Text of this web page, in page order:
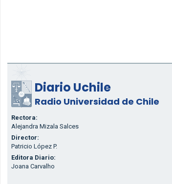
Diario Uchile
Radio Universidad de Chile
Rectora:
Alejandra Mizala Salces
Director:
Patricio López P.
Editora Diario:
Joana Carvalho